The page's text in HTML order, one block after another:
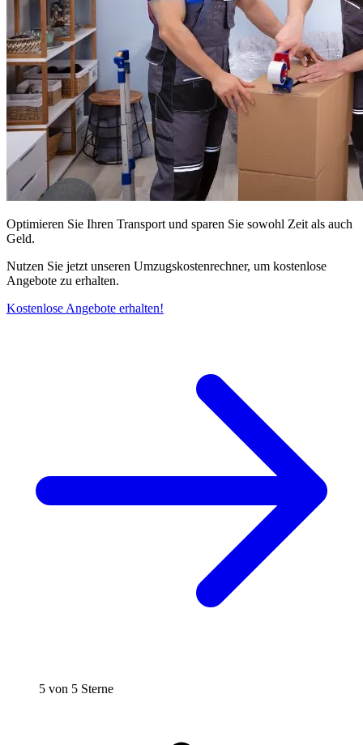
Optimieren Sie Ihren Transport und sparen Sie sowohl Zeit als auch
Geld.
Nutzen Sie jetzt unseren Umzugskostenrechner, um kostenlose
Angebote zu erhalten.
Kostenlose Angebote erhalten!
5 von 5 Sterne